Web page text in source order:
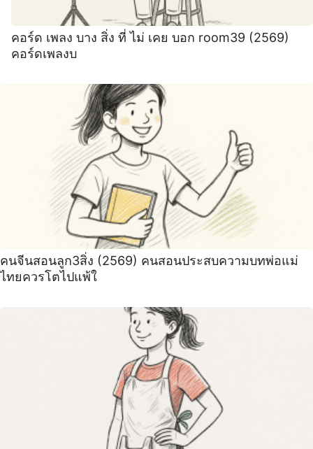
คอร์ด เพลง บาง สิ่ง ที่ ไม่ เคย บอก room39 (2569)
คอร์ดเพลงบ
คนจีนสอนลูก3สิ่ง (2569) คนสอนประสบความบทพ่อแม่
ไทยควรโตไปแพ้ใ